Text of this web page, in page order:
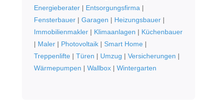
Energieberater| Entsorgungsfirma |
Fensterbauer| Garagen | Heizungsbauer|
Immobilienmakler| Klimaanlagen | Küchenbauer
| Maler| Photovoltaik| Smart Home|
Treppenlifte| Türen | Umzug | Versicherungen |
Wärmepumpen | Wallbox| Wintergarten